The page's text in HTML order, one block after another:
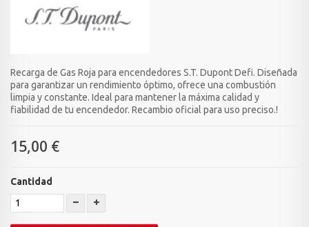
Recarga de Gas Roja para encendedores S.T. Dupont Defi. Diseñada
para garantizar un rendimiento óptimo, ofrece una combustión
limpia y constante. Ideal para mantener la máxima calidad y
fiabilidad de tu encendedor. Recambio oficial para uso preciso.!
15,00 €
Cantidad